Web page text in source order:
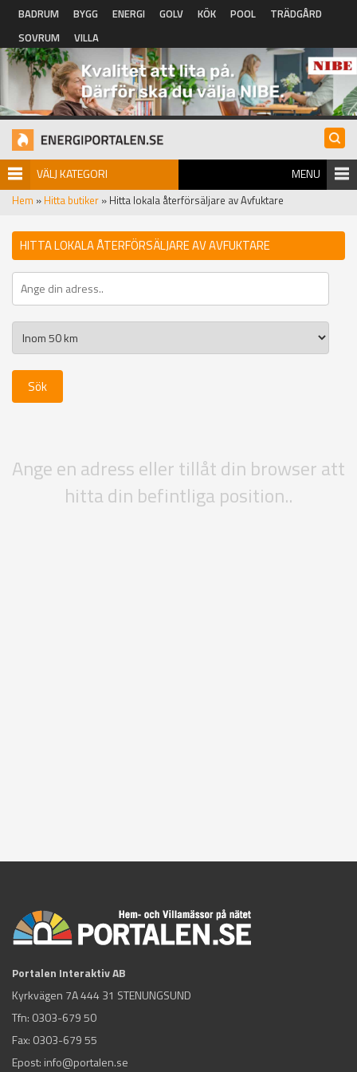
Hoppa till huvudinnehåll
BADRUM BYGG ENERGI GOLV KÖK POOL
TRÄDGÅRD
SOVRUM
VILLA
VÄLJ KATEGORI MENU
Hem » Hitta butiker » Hitta lokala återförsäljare av Avfuktare
HITTA LOKALA ÅTERFÖRSÄLJARE AV AVFUKTARE
Ange en adress eller tillåt din browser att
hitta din befintliga position..
Portalen Interaktiv AB
Kyrkvägen 7A 444 31 STENUNGSUND
Tfn: 0303-679 50
Fax: 0303-679 55
Epost: info@portalen.se